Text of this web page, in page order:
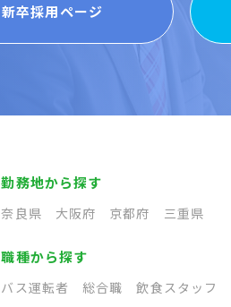
新卒採用ページ
勤務地から探す
奈良県 大阪府 京都府 三重県
職種から探す
バス運転者 総合職 飲食スタッフ